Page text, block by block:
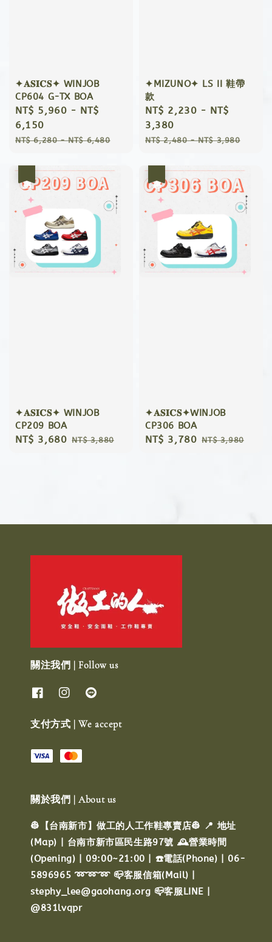
✦𝐀𝐒𝐈𝐂𝐒✦ WINJOB
CP604 G-TX BOA
Sale
price
NT$ 5,960 - NT$
6,150
Regular
NT$ 6,280-NT$ 6,480
✦MIZUNO✦ LS II 鞋帶
款
Sale
price
NT$ 2,230 - NT$
3,380
Regular
NT$ 2,480-NT$ 3,980
✦𝐀𝐒𝐈𝐂𝐒✦ WINJOB
CP209 BOA
Sale
NT$ 3,680 Regular
NT$ 3,880
✦𝐀𝐒𝐈𝐂𝐒✦WINJOB
CP306 BOA
Sale
NT$ 3,780 Regular
NT$ 3,980
關注我們 | Follow us
支付方式 | We accept
關於我們 | About us
👷【台南新市】做工的人工作鞋專賣店👷 📍 地址
(Map) | 台南市新市區民生路97號 🕰️營業時間
(Opening) | 09:00~21:00 | ☎️電話(Phone) | 06-
5896965 ➿➿➿ 📪客服信箱(Mail) |
stephy_lee@gaohang.org 📪客服LINE |
@831lvqpr